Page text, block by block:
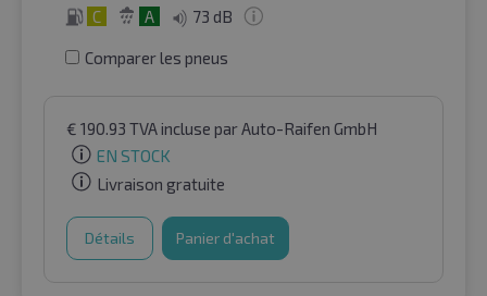
C A 73 dB
Comparer les pneus
€ 190.93 TVA incluse par Auto-Raifen GmbH
EN STOCK
Livraison gratuite
Détails Panier d'achat